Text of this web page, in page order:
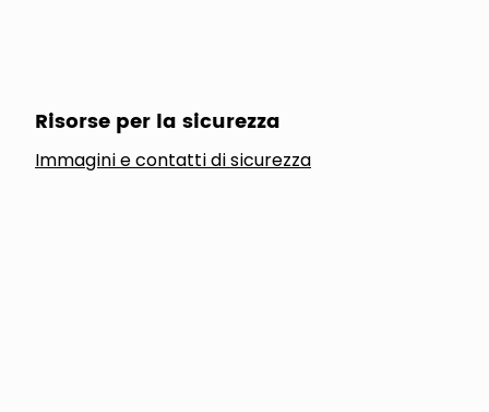
Risorse per la sicurezza
Immagini e contatti di sicurezza